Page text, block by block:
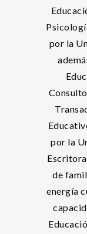
por la
por la
de
energía